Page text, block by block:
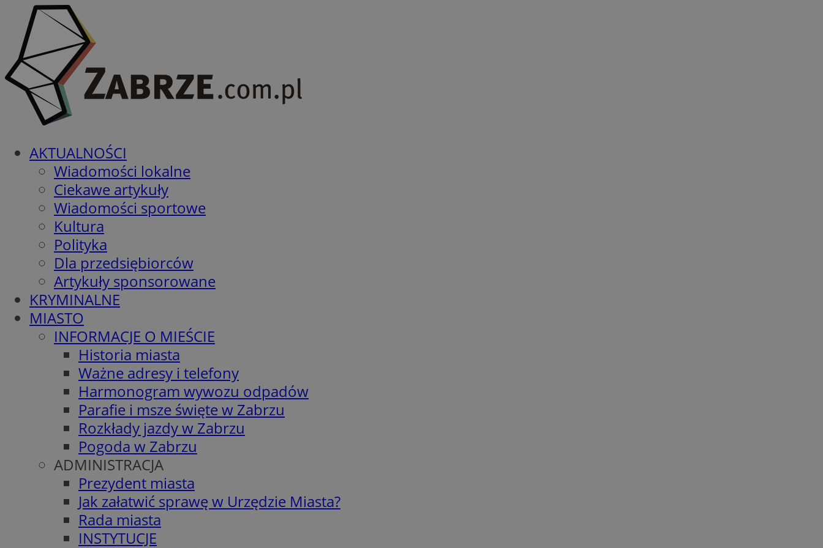
AKTUALNOŚCI
Wiadomości lokalne
Ciekawe artykuły
Wiadomości sportowe
Kultura
Polityka
Dla przedsiębiorców
Artykuły sponsorowane
KRYMINALNE
MIASTO
INFORMACJE O MIEŚCIE
Historia miasta
Ważne adresy i telefony
Harmonogram wywozu odpadów
Parafie i msze święte w Zabrzu
Rozkłady jazdy w Zabrzu
Pogoda w Zabrzu
ADMINISTRACJA
Prezydent miasta
Jak załatwić sprawę w Urzędzie Miasta?
Rada miasta
INSTYTUCJE